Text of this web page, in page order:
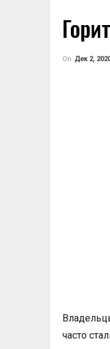
On Дек 2,
часто